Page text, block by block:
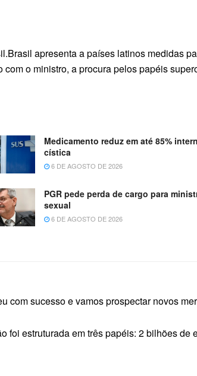
apresenta a países latinos medidas
o ministro, a procura pelos papéis
Medicamento reduz em até 85%
cística
6 DE AGOSTO DE 2026
PGR pede perda de cargo para
sexual
6 DE AGOSTO DE 2026
com sucesso e vamos prospectar novos
estruturada em três papéis: 2 bilhões de